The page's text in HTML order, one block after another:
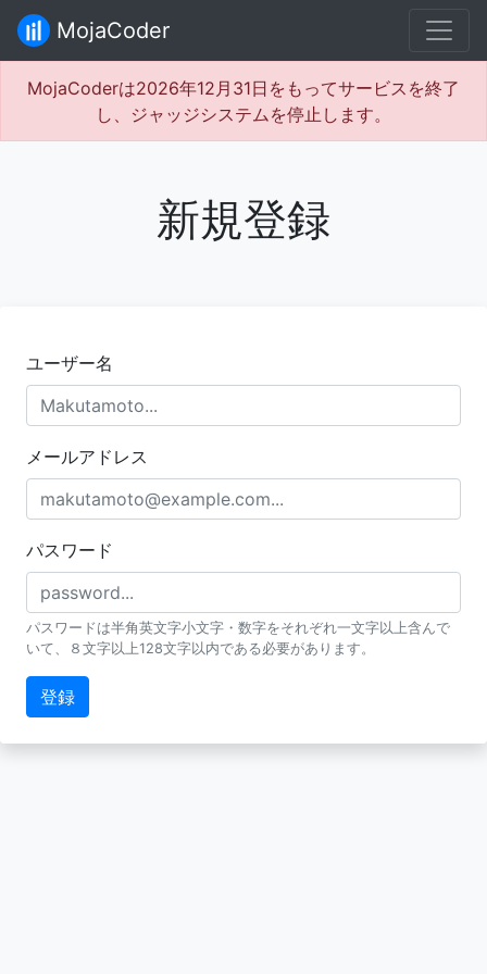
MojaCoder
MojaCoderは2026年12月31日をもってサービスを終了
し、ジャッジシステムを停止します。
新規登録
ユーザー名
メールアドレス
パスワード
パスワードは半角英文字小文字・数字をそれぞれ一文字以上含んで
いて、８文字以上128文字以内である必要があります。
登録